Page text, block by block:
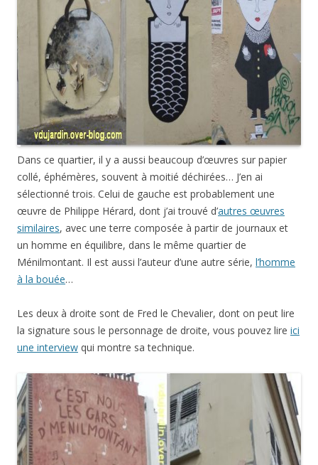
Dans ce quartier, il y a aussi beaucoup d’œuvres sur papier
collé, éphémères, souvent à moitié déchirées… J’en ai
sélectionné trois. Celui de gauche est probablement une
œuvre de Philippe Hérard, dont j’ai trouvé d’autres œuvres
similaires, avec une terre composée à partir de journaux et
un homme en équilibre, dans le même quartier de
Ménilmontant. Il est aussi l’auteur d’une autre série, l’homme
à la bouée…
Les deux à droite sont de Fred le Chevalier, dont on peut lire
la signature sous le personnage de droite, vous pouvez lire ici
une interview qui montre sa technique.